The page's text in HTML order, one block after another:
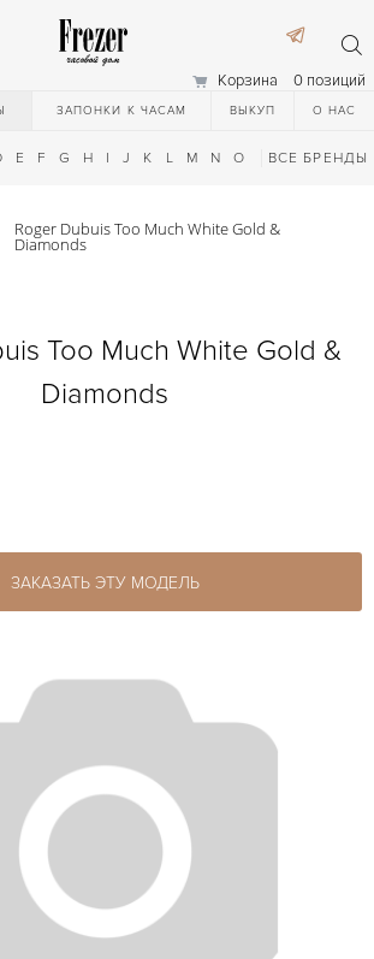
Корзина 0 позиций
ЗАПОНКИ К ЧАСАМ ВЫКУП О НАС
E F G H I J K L M N O Q R S T
ВСЕ БРЕНДЫ
Roger Dubuis Too Much White Gold &
Diamonds
Too Much White Gold &
Diamonds
ЗАКАЗАТЬ ЭТУ МОДЕЛЬ